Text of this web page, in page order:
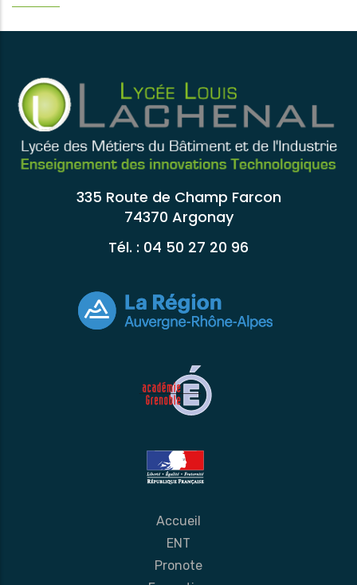
335 Route de Champ Farcon
74370 Argonay
Tél. : 04 50 27 20 96
Accueil
ENT
Pronote